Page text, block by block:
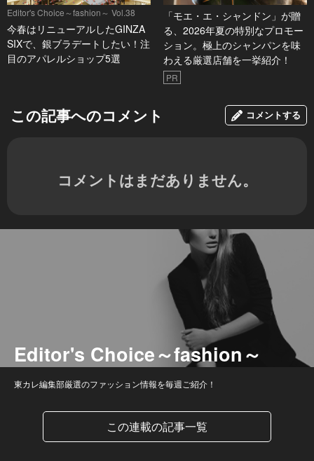
Editor's Choice～fashion～ Vol.38
今春はリニューアルしたGINZA
SIXで、銀ブラデートしたい！注
目のアパレルショップ5選
「モエ・エ・シャンドン」が贈
る、2026年夏の特別なプロモー
ション。極上のシャンパンを味
わえる厳選店舗を一挙紹介！
PR
この記事へのコメント コメントする
コメントはまだありません。
Editor's Choice～fashion～
東カレ編集部厳選のファッション情報を毎週ご紹介！
この連載の記事一覧